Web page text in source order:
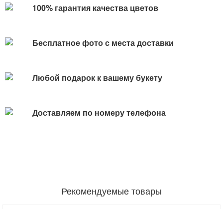
100% гарантия качества цветов
Бесплатное фото с места доставки
Любой подарок к вашему букету
Доставляем по номеру телефона
Рекомендуемые товары